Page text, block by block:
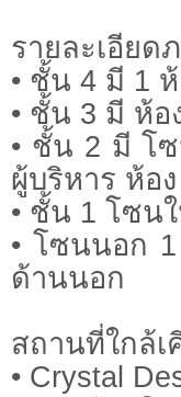
รายละเอียด
• ชั้น 4 มี 1
• ชั้น 3 มี ห้
• ชั้น 2 มี โ
ผู้บริหาร ห้อ
• ชั้น 1 โซน
• โซนนอก
ด้านนอก
สถานที่ใกล้เ
• Crystal